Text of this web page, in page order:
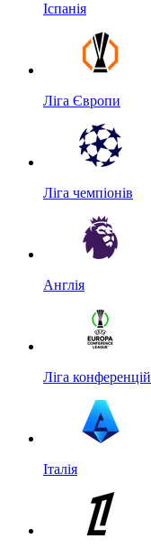
Іспанія
Ліга Європи
Ліга чемпіонів
Англія
Ліга конференцій
Італія